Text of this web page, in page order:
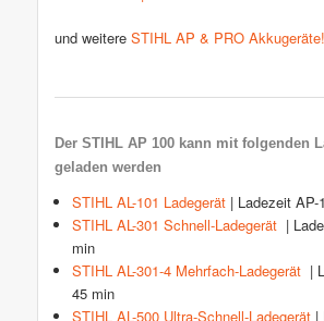
und weitere STIHL AP & PRO Akkugeräte!
Der STIHL AP 100 kann mit folgenden
geladen werden
STIHL AL-101 Ladegerät | Ladezeit
STIHL AL-301 Schnell-Ladegerät |
min
STIHL AL-301-4 Mehrfach-Ladegerät |
45 min
STIHL AL-500 Ultra-Schnell-Ladegerät |